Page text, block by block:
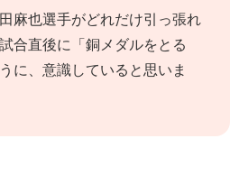
麻也選手がどれだけ引っ張れ
合直後に「銅メダルをとる
に、意識していると思いま